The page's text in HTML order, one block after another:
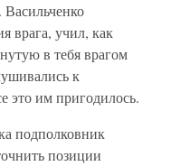
врага, учил, как
в тебя врагом
к
это им пригодилось.
подполковник
позиции